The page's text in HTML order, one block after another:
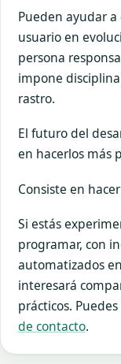
Pueden ayudar
usuario en
persona
impone
rastro.
El futuro del
en hacerlos más
Consiste en
Si estás
programar, con
automatizados
interesará
prácticos.
de contacto.